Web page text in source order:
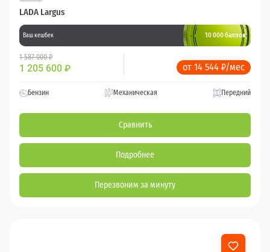
LADA Largus
Ваш кешбек 10 000 баллов
1 587 000 ₽
1 205 600 ₽ от 14 544 ₽/мес
Бензин Механическая Передний
Сравнить
Подробнее
Перезвоним за минуту